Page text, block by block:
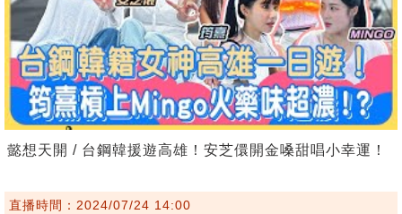
懿想天開 / 台鋼韓援遊高雄！安芝儇開金嗓甜唱小幸運！
直播時間：2024/07/24 14:00